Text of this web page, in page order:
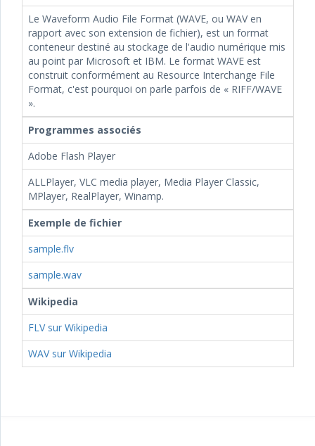
Le Waveform Audio File Format (WAVE, ou WAV en
rapport avec son extension de fichier), est un format
conteneur destiné au stockage de l'audio numérique mis
au point par Microsoft et IBM. Le format WAVE est
construit conformément au Resource Interchange File
Format, c'est pourquoi on parle parfois de « RIFF/WAVE
».
Programmes associés
Adobe Flash Player
ALLPlayer, VLC media player, Media Player Classic,
MPlayer, RealPlayer, Winamp.
Exemple de fichier
sample.flv
sample.wav
Wikipedia
FLV sur Wikipedia
WAV sur Wikipedia